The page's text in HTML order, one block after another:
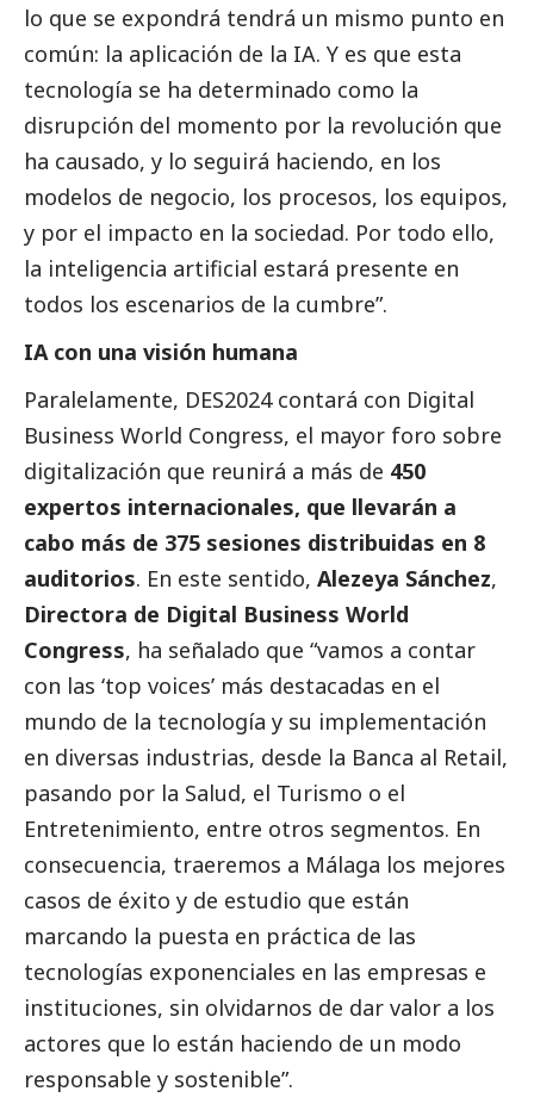
lo que se expondrá tendrá un mismo punto en
común: la aplicación de la IA. Y es que esta
tecnología se ha determinado como la
disrupción del momento por la revolución que
ha causado, y lo seguirá haciendo, en los
modelos de negocio, los procesos, los equipos,
y por el impacto en la sociedad. Por todo ello,
la inteligencia artificial estará presente en
todos los escenarios de la cumbre”.
IA con una visión humana
Paralelamente, DES2024 contará con Digital
Business World Congress, el mayor foro sobre
digitalización que reunirá a más de 450
expertos internacionales, que llevarán a
cabo más de 375 sesiones distribuidas en 8
auditorios. En este sentido, Alezeya Sánchez,
Directora de Digital Business World
Congress, ha señalado que “vamos a contar
con las ‘top voices’ más destacadas en el
mundo de la tecnología y su implementación
en diversas industrias, desde la Banca al Retail,
pasando por la Salud, el Turismo o el
Entretenimiento, entre otros segmentos. En
consecuencia, traeremos a Málaga los mejores
casos de éxito y de estudio que están
marcando la puesta en práctica de las
tecnologías exponenciales en las empresas e
instituciones, sin olvidarnos de dar valor a los
actores que lo están haciendo de un modo
responsable y sostenible”.